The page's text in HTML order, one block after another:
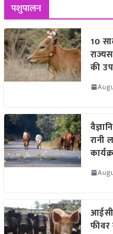
पशुपालन
10
की
रानी
फीवर